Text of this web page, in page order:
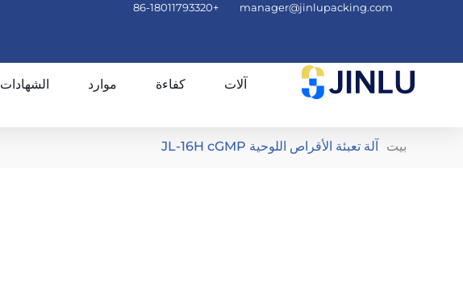
manager@jinlupacking.com
+86-18011793320
آلات كفاءة موارد الشهادات
بيت آلة تعبئة الأقراص اللوحية JL-16H cGMP